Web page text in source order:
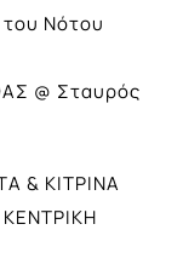
Νότου
@ Σταυρός
& ΚΙΤΡΙΝΑ